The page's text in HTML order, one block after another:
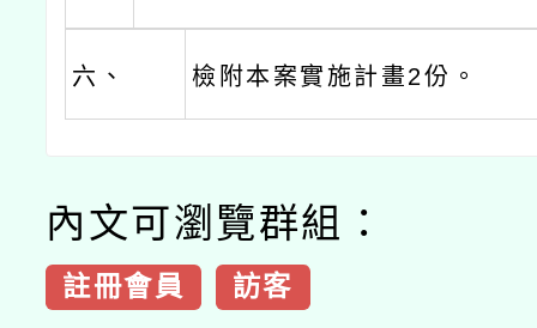
六、 檢附本案實施計畫2份。
內文可瀏覽群組：
註冊會員 訪客